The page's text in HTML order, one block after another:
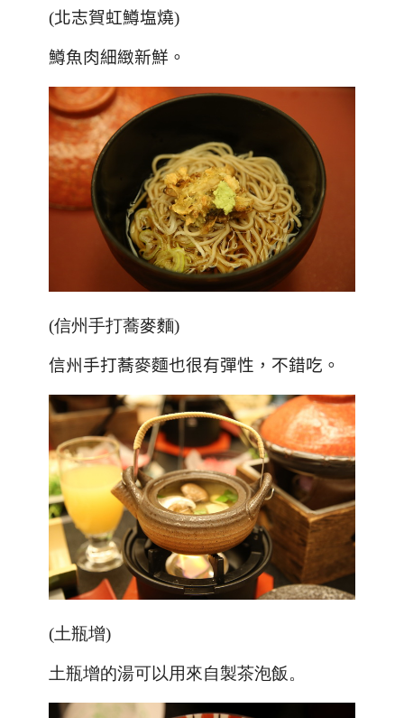
(北志賀虹鱒塩燒)
鱒魚肉細緻新鮮。
(信州手打蕎麥麵)
信州手打蕎麥麵也很有彈性，不錯吃。
(土瓶增)
土瓶增的湯可以用來自製茶泡飯。